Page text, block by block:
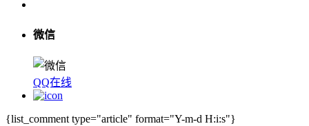
微信
QQ在线
{list_comment type="article" format="Y-m-d H:i:s"}